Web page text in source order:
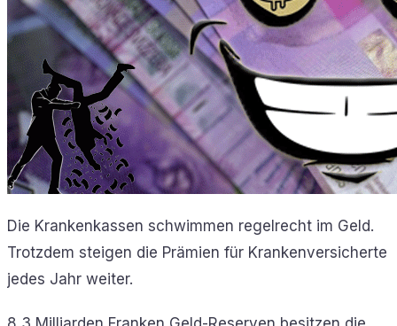
Die Krankenkassen schwimmen regelrecht im Geld.
Trotzdem steigen die Prämien für Krankenversicherte
jedes Jahr weiter.